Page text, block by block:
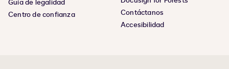
Guía de legalidad
Centro de confianza
Contáctanos
Accesibilidad